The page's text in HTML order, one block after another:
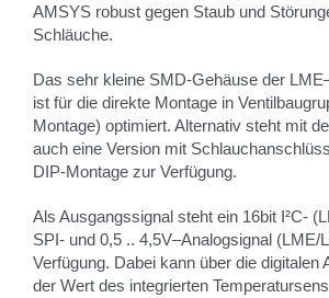
AMSYS robust gegen Staub und
Schläuche.
Das sehr kleine SMD-Gehäuse der
ist für die direkte Montage in
Montage) optimiert. Alternativ steht mit
auch eine Version mit
DIP-Montage zur Verfügung.
Als Ausgangssignal steht ein 16bit I²C-
SPI- und 0,5 .. 4,5V–Analogsignal (LME/
Verfügung. Dabei kann über die digitalen
der Wert des integrierten